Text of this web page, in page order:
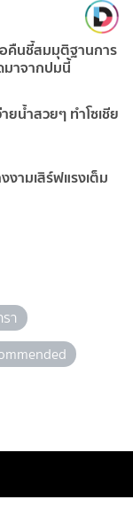
คืนชี้สมมุติฐานการ
มาจากปมนี้
น้ำสวยๆ ทำโซเชีย
ามเสิร์ฟแรงเต็ม
า